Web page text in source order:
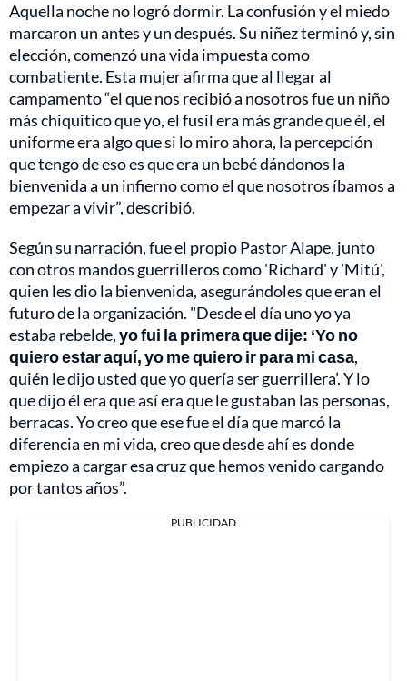
Aquella noche no logró dormir. La confusión y el miedo
marcaron un antes y un después. Su niñez terminó y, sin
elección, comenzó una vida impuesta como
combatiente. Esta mujer afirma que al llegar al
campamento “el que nos recibió a nosotros fue un niño
más chiquitico que yo, el fusil era más grande que él, el
uniforme era algo que si lo miro ahora, la percepción
que tengo de eso es que era un bebé dándonos la
bienvenida a un infierno como el que nosotros íbamos a
empezar a vivir”, describió.
Según su narración, fue el propio Pastor Alape, junto
con otros mandos guerrilleros como 'Richard' y 'Mitú',
quien les dio la bienvenida, asegurándoles que eran el
futuro de la organización. "Desde el día uno yo ya
estaba rebelde,yo fui la primera que dije: ‘Yo no
quiero estar aquí, yo me quiero ir para mi casa,
quién le dijo usted que yo quería ser guerrillera’. Y lo
que dijo él era que así era que le gustaban las personas,
berracas. Yo creo que ese fue el día que marcó la
diferencia en mi vida, creo que desde ahí es donde
empiezo a cargar esa cruz que hemos venido cargando
por tantos años”.
PUBLICIDAD